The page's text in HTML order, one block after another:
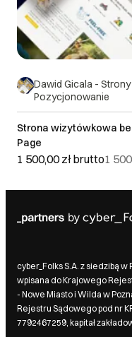
Dawid Gicala -
Pozycjonowanie
Strona wizytówkowa
Page
1 500,00 zł brutto1
cyber_Folks S.A. z siedzibą
wpisana do Krajowego
- Nowe Miasto i Wilda w
Rejestru Sądowego pod nr
7792467259, kapitał